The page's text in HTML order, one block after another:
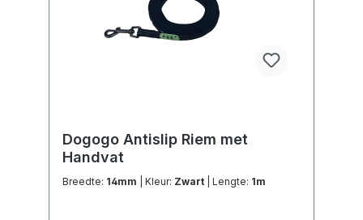
Dogogo Antislip Riem met
Handvat
Breedte: 14mm | Kleur: Zwart | Lengte: 1m